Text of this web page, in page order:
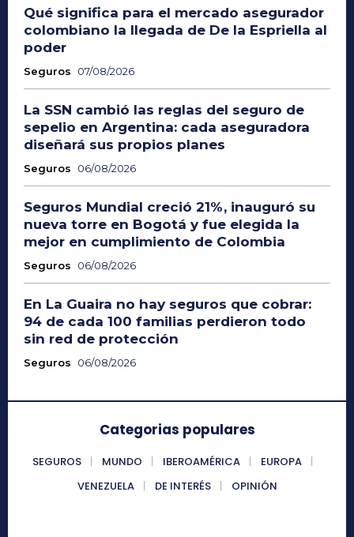
Qué significa para el mercado asegurador
colombiano la llegada de De la Espriella al
poder
Seguros 07/08/2026
La SSN cambió las reglas del seguro de
sepelio en Argentina: cada aseguradora
diseñará sus propios planes
Seguros 06/08/2026
Seguros Mundial creció 21%, inauguró su
nueva torre en Bogotá y fue elegida la
mejor en cumplimiento de Colombia
Seguros 06/08/2026
En La Guaira no hay seguros que cobrar:
94 de cada 100 familias perdieron todo
sin red de protección
Seguros 06/08/2026
Categorias populares
SEGUROS MUNDO IBEROAMÉRICA
EUROPA
VENEZUELA
DE INTERÉS OPINIÓN